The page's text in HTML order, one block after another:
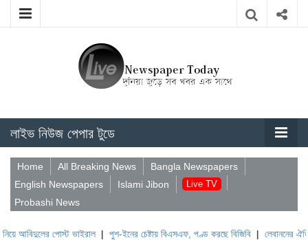
লাইভ নিউজ পেপার টুডে
Home All Breaking News
Bangla Newspapers
English Newspapers
Islami Jibon Live TV
Probashi News
পোস্ট ভাইরাল|পুশ-ইনের চেষ্টায় বিএসএফ, পণ্ড করছে বিজিবি|লেবাননের ঐতিহাসিক